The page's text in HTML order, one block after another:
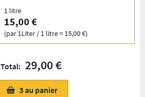
1 litre
15,00 €
(par 1Liter / 1 litre = 15,00 €)
Total: 29,00 €
3au panier